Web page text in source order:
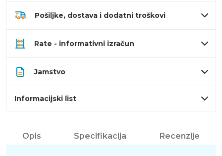
Pošiljke, dostava i dodatni troškovi
Rate - informativni izračun
Jamstvo
Informacijski list
Opis Specifikacija Recenzije